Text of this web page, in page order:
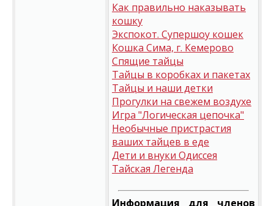
Как правильно наказывать
кошку
Экспокот. Супершоу кошек
Кошка Сима, г. Кемерово
Спящие тайцы
Тайцы в коробках и пакетах
Тайцы и наши детки
Прогулки на свежем воздухе
Игра "Логическая цепочка"
Необычные пристрастия
ваших тайцев в еде
Дети и внуки Одиссея
Тайская Легенда
Информация для членов